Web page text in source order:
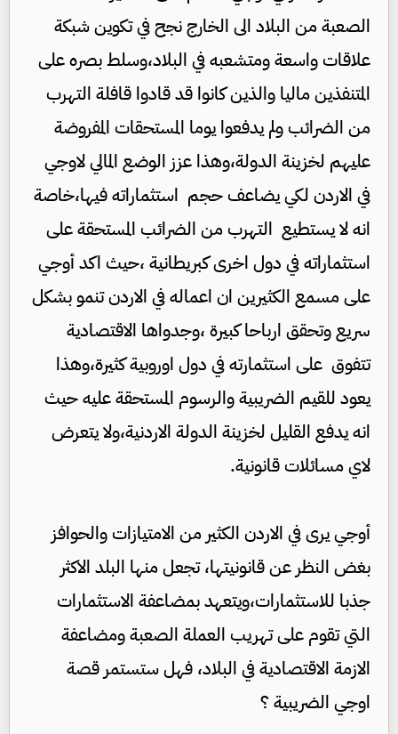
الصعبة من البلاد الى الخارج نجح في تكوين شبكة
علاقات واسعة ومتشعبه في البلاد،وسلط بصره على
المتنفذين ماليا والذين كانوا قد قادوا قافلة التهرب
من الضرائب ولم يدفعوا يوما المستحقات المفروضة
عليهم لخزينة الدولة،وهذا عزز الوضع المالي لاوجي
في الاردن لكي يضاعف حجم استثماراته فيها،خاصة
انه لا يستطيع التهرب من الضرائب المستحقة على
استثماراته في دول اخرى كبريطانية ،حيث اكد أوجي
على مسمع الكثيرين ان اعماله في الاردن تنمو بشكل
سريع وتحقق ارباحا كبيرة ،وجدواها الاقتصادية
تتفوق على استثمارته في دول اوروبية كثيرة،وهذا
يعود للقيم الضريبية والرسوم المستحقة عليه حيث
انه يدفع القليل لخزينة الدولة الاردنية،ولا يتعرض
لاي مسائلات قانونية.
أوجي يرى في الاردن الكثير من الامتيازات والحوافز
بغض النظر عن قانونيتها، تجعل منها البلد الاكثر
جذبا للاستثمارات،ويتعهد بمضاعفة الاستثمارات
التي تقوم على تهريب العملة الصعبة ومضاعفة
الازمة الاقتصادية في البلاد، فهل ستستمر قصة
اوجي الضريبية ؟